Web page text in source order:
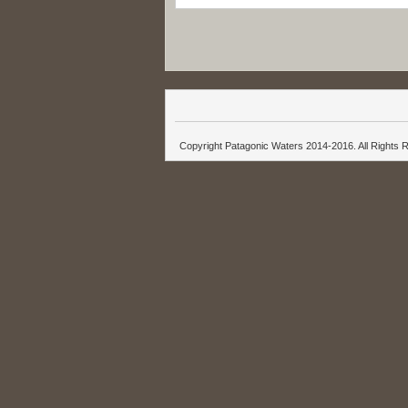
Copyright Patagonic Waters 2014-2016. All Rights